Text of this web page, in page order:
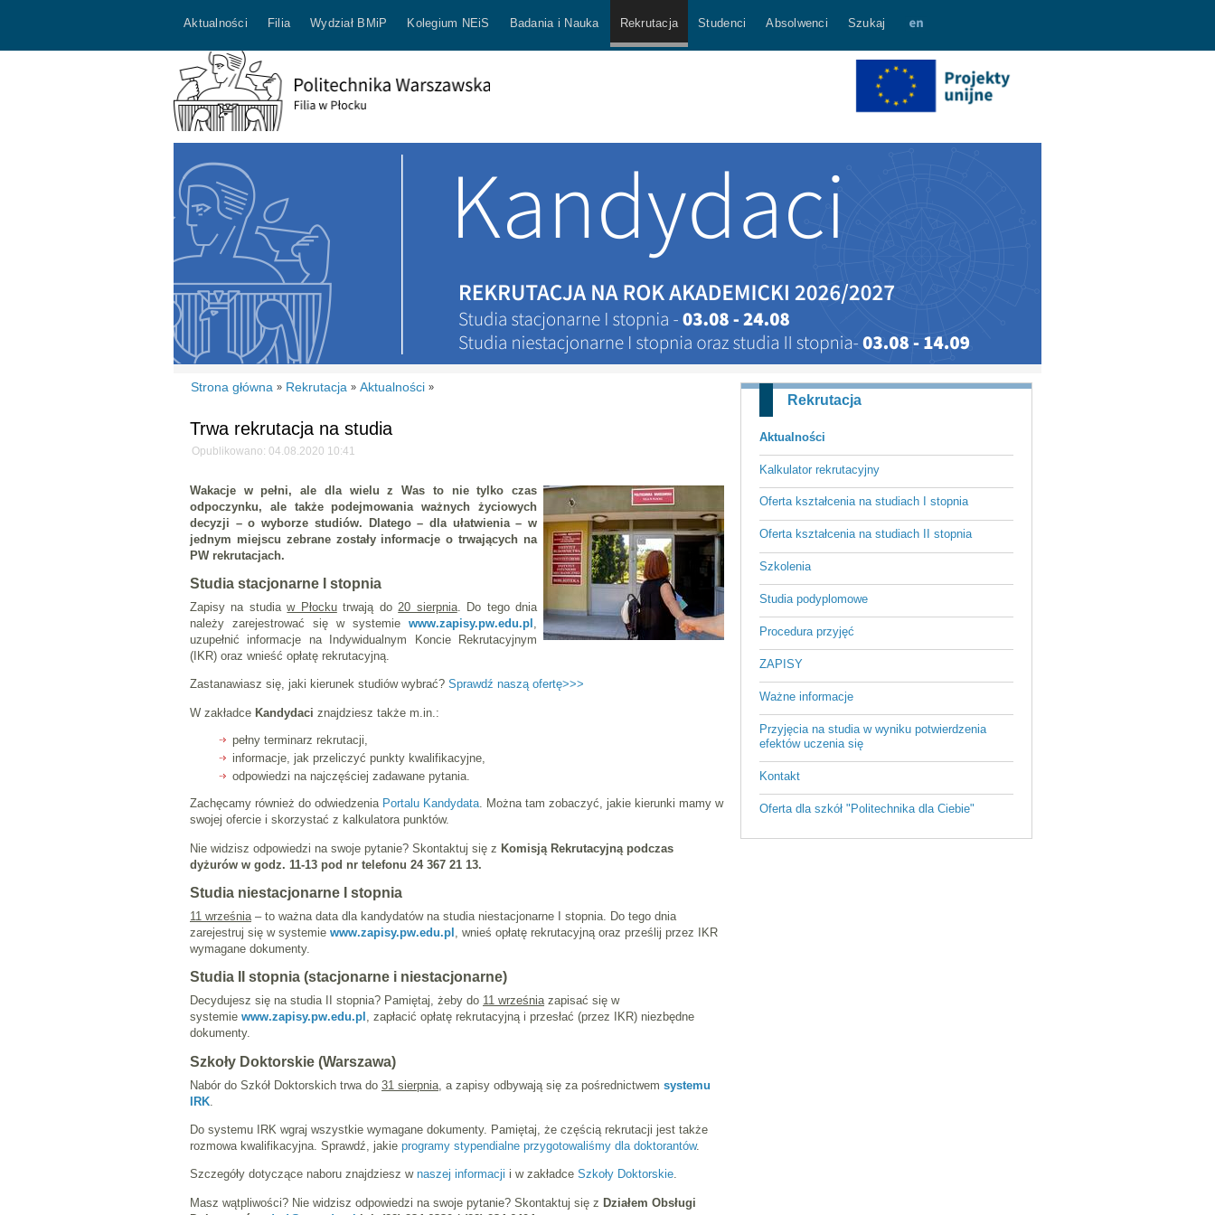
Aktualności Filia Wydział BMiP Kolegium NEiS Badania i Nauka Rekrutacja Studenci Absolwenci Szukaj
Rekrutacja
Aktualności
Kalkulator rekrutacyjny
Oferta kształcenia na studiach I stopnia
Oferta kształcenia na studiach II stopnia
Szkolenia
Studia podyplomowe
Procedura przyjęć
ZAPISY
Ważne informacje
Przyjęcia na studia w wyniku potwierdzenia
efektów uczenia się
Kontakt
Oferta dla szkół "Politechnika dla Ciebie"
Strona główna » Rekrutacja » Aktualności »
Trwa rekrutacja na studia
Opublikowano: 04.08.2020 10:41
Wakacje w pełni, ale dla wielu z Was to nie tylko czas
odpoczynku, ale także podejmowania ważnych życiowych
decyzji – o wyborze studiów. Dlatego – dla ułatwienia – w
jednym miejscu zebrane zostały informacje o trwających na
PW rekrutacjach.
Studia stacjonarne I stopnia
Zapisy na studiaw Płockutrwają do 20 sierpnia. Do tego dnia
należy zarejestrować się w systemiewww.zapisy.pw.edu.pl
uzupełnić informacje na Indywidualnym Koncie Rekrutacyjnym
(IKR) oraz wnieść opłatę rekrutacyjną.
Zastanawiasz się, jaki kierunek studiów wybrać? Sprawdź naszą ofertę>>>
W zakładce Kandydaci znajdziesz także m.in.:
pełny terminarz rekrutacji,
informacje, jak przeliczyć punkty kwalifikacyjne,
odpowiedzi na najczęściej zadawane pytania.
Zachęcamy również do odwiedzenia Portalu Kandydata. Można tam zobaczyć, jakie kierunki mamy w
swojej ofercie i skorzystać z kalkulatora punktów.
Nie widzisz odpowiedzi na swoje pytanie? Skontaktuj się z Komisją Rekrutacyjną podczas
dyżurów w godz. 11-13 pod nr telefonu 24 367 21 13.
Studia niestacjonarne I stopnia
11 września – to ważna data dla kandydatów na studia niestacjonarne I stopnia. Do tego dnia
zarejestruj się w systemie www.zapisy.pw.edu.pl
, wnieś opłatę rekrutacyjną oraz prześlij przez IKR
wymagane dokumenty.
Studia II stopnia (stacjonarne i niestacjonarne)
Decydujesz się na studia II stopnia? Pamiętaj, żeby do 11 wrześniazapisać się w
systemie www.zapisy.pw.edu.pl , zapłacić opłatę rekrutacyjną i przesłać (przez IKR) niezbędne
dokumenty.
Szkoły Doktorskie (Warszawa)
Nabór do Szkół Doktorskich trwa do 31 sierpnia , a zapisy odbywają się za pośrednictwem systemu
IRK
Do systemu IRK wgraj wszystkie wymagane dokumenty. Pamiętaj, że częścią rekrutacji jest także
rozmowa kwalifikacyjna. Sprawdź, jakie programy stypendialne przygotowaliśmy dla doktorantów.
Szczegóły dotyczące naboru znajdziesz w naszej informacji i w zakładce Szkoły Doktorskie.
Masz wątpliwości? Nie widzisz odpowiedzi na swoje pytanie? Skontaktuj się z Działem Obsługi